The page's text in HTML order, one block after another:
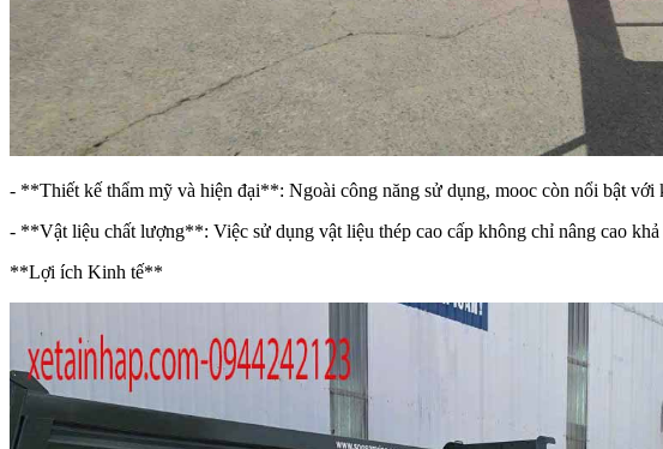
- **Thiết kế thẩm mỹ và hiện đại**: Ngoài công năng sử dụng, mooc còn nổi bật
- **Vật liệu chất lượng**: Việc sử dụng vật liệu thép cao cấp không chỉ nâng cao
**Lợi ích Kinh tế**